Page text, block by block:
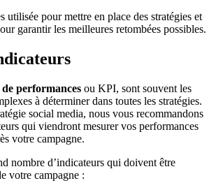
utilisée pour mettre en place des stratégies et
garantir les meilleures retombées possibles.
performances ou KPI, sont souvent les
à déterminer dans toutes les stratégies.
social media, nous vous recommandons
qui viendront mesurer vos performances
votre campagne.
nombre d’indicateurs qui doivent être
votre campagne :